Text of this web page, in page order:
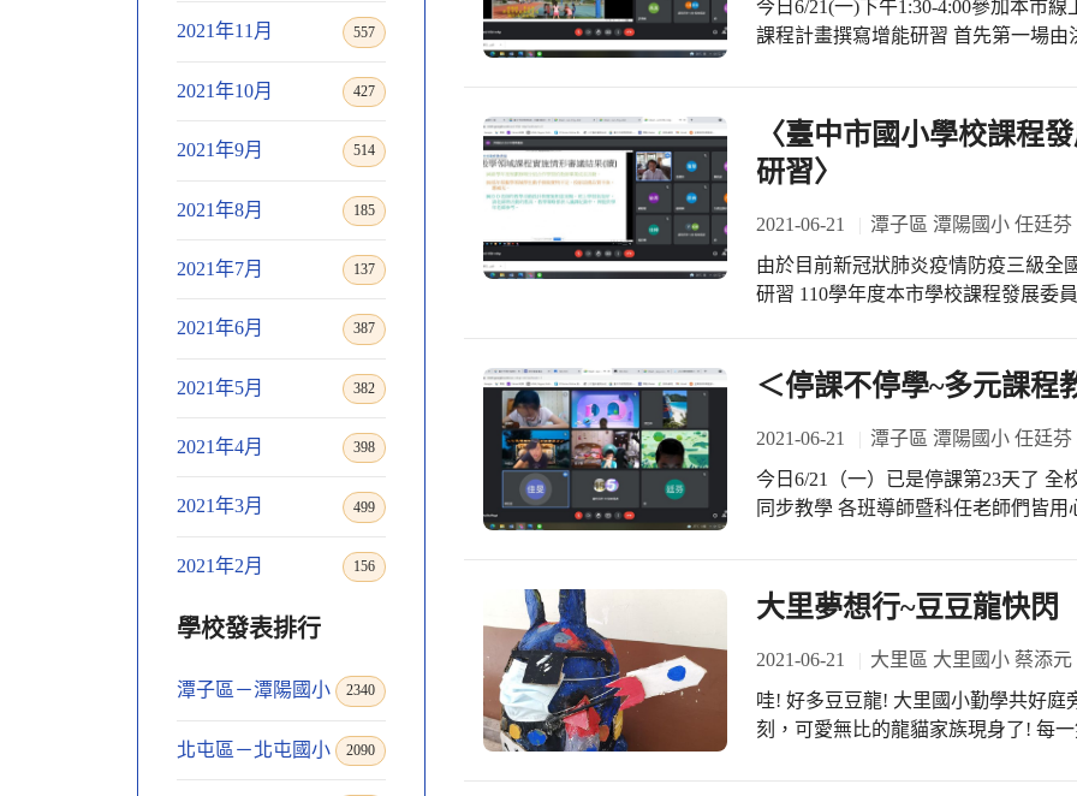
2021年11月 557
2021年10月 427
2021年9月 514
2021年8月 185
2021年7月 137
2021年6月 387
2021年5月 382
2021年4月 398
2021年3月 499
2021年2月 156
學校發表排行
潭子區－潭陽國小 2340
北屯區－北屯國小 2090
今日6/21(一)下午1:30-4:00參加本市
課程計畫撰寫增能研習 首先第一場
永安國小校定課程的發展 分享永安
二位校長不管是分享中大型學校課
點以改進自己的缺點 下午線上增能研
〈臺中市國小學校課程
研習〉
2021-06-21 潭子區 潭陽國小 任廷芬
由於目前新冠狀肺炎疫情防疫三級全
研習 110學年度本市學校課程發展委
規劃與說明 很扎實的二小時三十分鐘
＜停課不停學~多元課程
2021-06-21 潭子區 潭陽國小 任廷芬
今日6/21（一）已是停課第23天了
同步教學 各班導師暨科任老師們皆
大里夢想行~豆豆龍快閃
2021-06-21 大里區 大里國小 蔡添元
哇! 好多豆豆龍! 大里國小勤學共好庭
刻，可愛無比的龍貓家族現身了! 每